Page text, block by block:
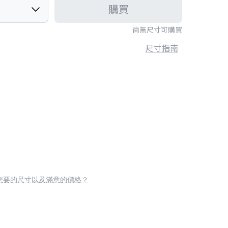
尚無尺寸可購買
購買
尺寸指南
要的尺寸以及滿意的價格？